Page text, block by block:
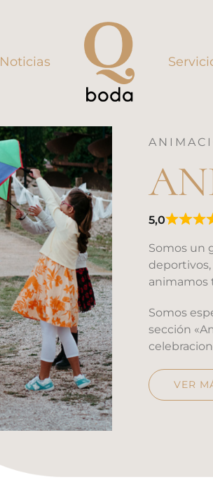
Noticias
5,0
5,0
de
5
Somos un
animamos
Somos
sección
VER